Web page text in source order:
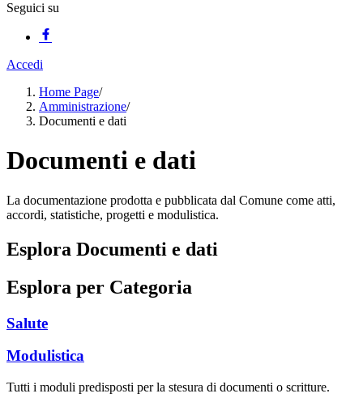
Seguici su
Accedi
Home Page/
Amministrazione/
Documenti e dati
Documenti e dati
La documentazione prodotta e pubblicata dal Comune come atti,
accordi, statistiche, progetti e modulistica.
Esplora Documenti e dati
Esplora per Categoria
Salute
Modulistica
Tutti i moduli predisposti per la stesura di documenti o scritture.